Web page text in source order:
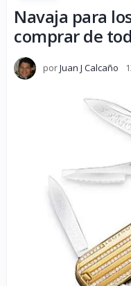
Navaja para
comprar de
porJuan J Calcaño